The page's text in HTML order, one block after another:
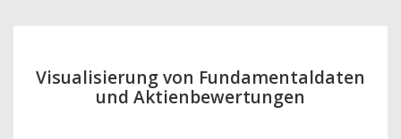
Visualisierung von Fundamentaldaten
und Aktienbewertungen